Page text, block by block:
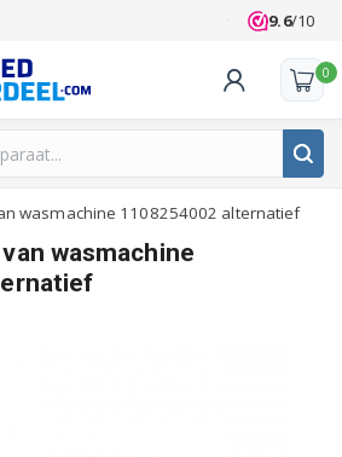
Klanten
9.6/10
0
wasmachine 1108254002 alternatief
wasmachine